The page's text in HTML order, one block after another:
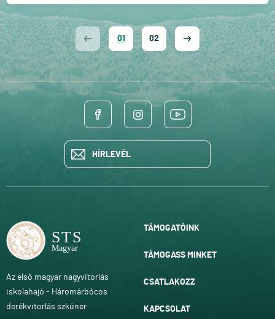
01 02
HÍRLEVÉL
Az első magyar nagyvitorlás
iskolahajó - Háromárbócos
derékvitorlás szkúner
TÁMOGATÓINK
TÁMOGASS MINKET
CSATLAKOZZ
KAPCSOLAT